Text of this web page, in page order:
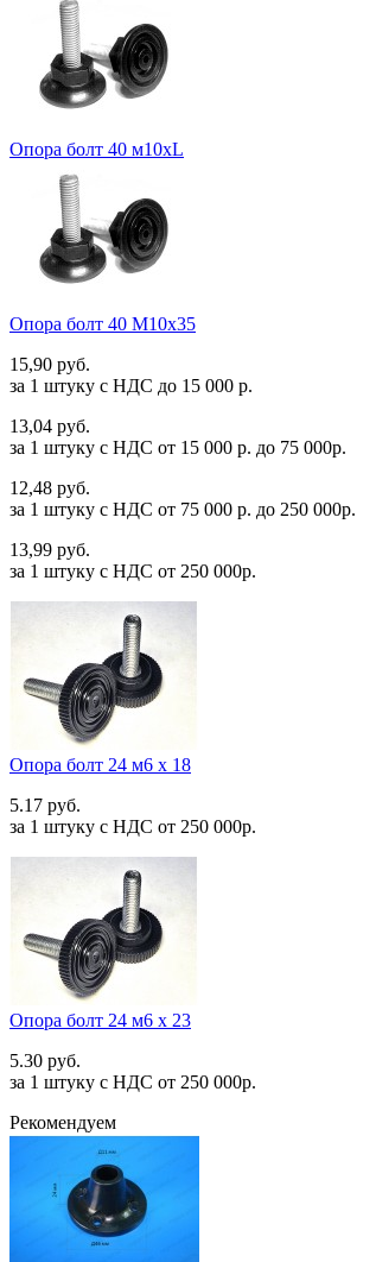
Опора болт 40 м10хL
Опора болт 40 М10х35
15,90 руб.
за 1 штуку c НДС до 15 000 р.
13,04 руб.
за 1 штуку c НДС от 15 000 р. до 75 000р.
12,48 руб.
за 1 штуку c НДС от 75 000 р. до 250 000р.
13,99 руб.
за 1 штуку c НДС от 250 000р.
Опора болт 24 м6 х 18
5.17 руб.
за 1 штуку c НДС от 250 000р.
Опора болт 24 м6 х 23
5.30 руб.
за 1 штуку c НДС от 250 000р.
Рекомендуем